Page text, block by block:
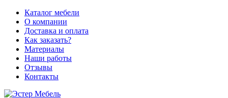
Каталог мебели
О компании
Доставка и оплата
Как заказать?
Материалы
Наши работы
Отзывы
Контакты